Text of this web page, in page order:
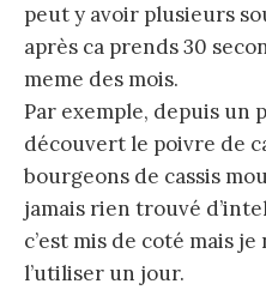
peut y avoir plusieurs
après ca prends 30
meme des mois.
Par exemple, depuis un
découvert le poivre de
bourgeons de cassis
jamais rien trouvé
c’est mis de coté mais
l’utiliser un jour.